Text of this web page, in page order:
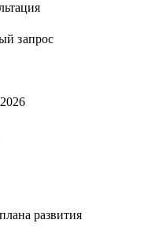
запрос
развития